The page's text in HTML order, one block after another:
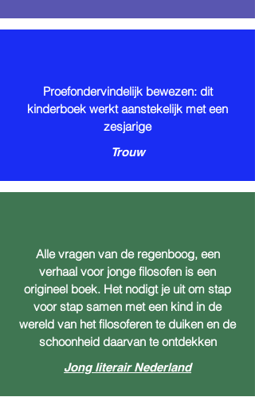
Proefondervindelijk bewezen: dit
kinderboek werkt aanstekelijk met een
zesjarige
Trouw
Alle vragen van de regenboog, een
verhaal voor jonge filosofen is een
origineel boek. Het nodigt je uit om stap
voor stap samen met een kind in de
wereld van het filosoferen te duiken en de
schoonheid daarvan te ontdekken
Jong literair Nederland